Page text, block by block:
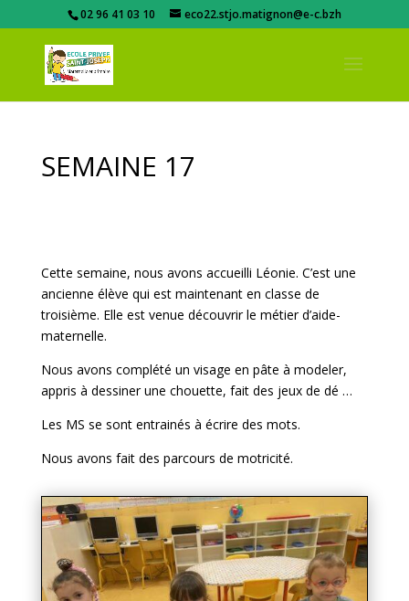
02 96 41 03 10 eco22.stjo.matignon@e-c.bzh
SEMAINE 17
Cette semaine, nous avons accueilli Léonie. C’est une
ancienne élève qui est maintenant en classe de
troisième. Elle est venue découvrir le métier d’aide-
maternelle.
Nous avons complété un visage en pâte à modeler,
appris à dessiner une chouette, fait des jeux de dé …
Les MS se sont entrainés à écrire des mots.
Nous avons fait des parcours de motricité.